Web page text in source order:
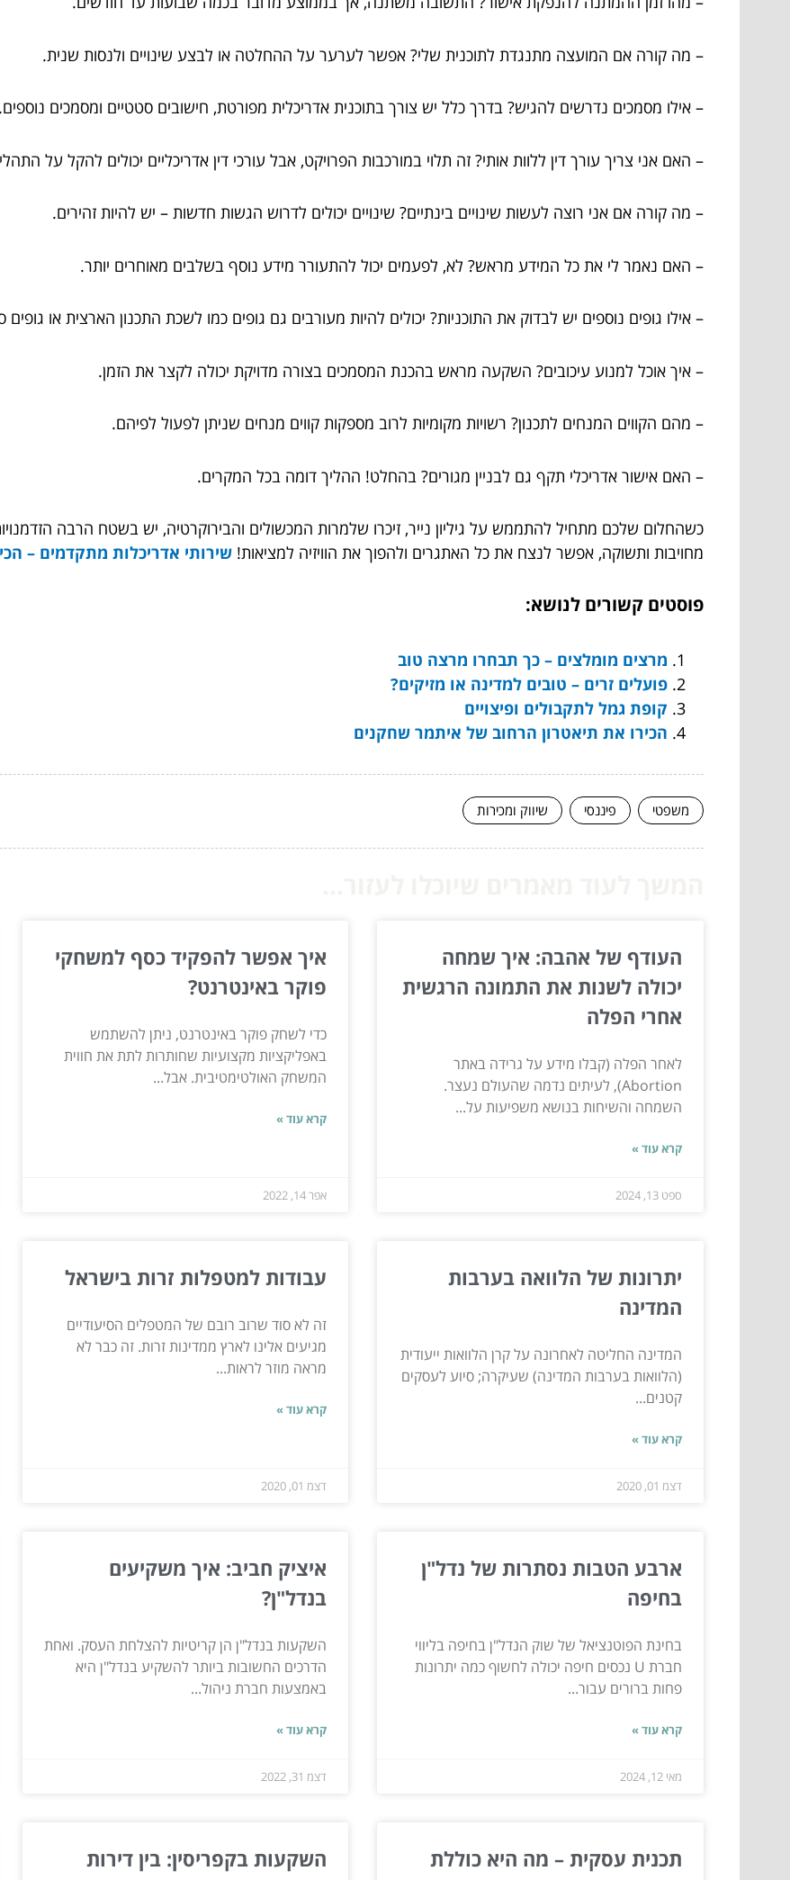
– מה קורה אם המועצה מתנגדת לתוכנית שלי? אפשר לערער על ההחלטה או לבצע שינויים ולנסות שנית.
– אילו מסמכים נדרשים להגיש? בדרך כלל יש צורך בתוכנית אדריכלית מפורטת, חישובים סטטיים ומסמכים נוספים.
– האם אני צריך עורך דין ללוות אותי? זה תלוי במורכבות הפרויקט, אבל עורכי דין אדריכליים יכולים להקל על
– מה קורה אם אני רוצה לעשות שינויים בינתיים? שינויים יכולים לדרוש הגשות חדשות – יש להיות זהירים.
– האם נאמר לי את כל המידע מראש? לא, לפעמים יכול להתעורר מידע נוסף בשלבים מאוחרים יותר.
– אילו גופים נוספים יש לבדוק את התוכניות? יכולים להיות מעורבים גם גופים כמו לשכת התכנון הארצית או גופים
– איך אוכל למנוע עיכובים? השקעה מראש בהכנת המסמכים בצורה מדויקת יכולה לקצר את הזמן.
– מהם הקווים המנחים לתכנון? רשויות מקומיות לרוב מספקות קווים מנחים שניתן לפעול לפיהם.
– האם אישור אדריכלי תקף גם לבניין מגורים? בהחלט! ההליך דומה בכל המקרים.
כשהחלום שלכם מתחיל להתממש על גיליון נייר, זיכרו שלמרות המכשולים והבירוקרטיה, יש בשטח הרבה
מחויבות ותשוקה, אפשר לנצח את כל האתגרים ולהפוך את הוויזיה למציאות! שירותי אדריכלות מתקדמים –
פוסטים קשורים לנושא:
מרצים מומלצים – כך תבחרו מרצה טוב
פועלים זרים – טובים למדינה או מזיקים?
קופת גמל לתקבולים ופיצויים
הכירו את תיאטרון הרחוב של איתמר שחקנים
משפטי פיננסי שיווק ומכירות
העודף של אהבה: איך שמחה
יכולה לשנות את התמונה הרגשית
אחרי הפלה
לאחר הפלה (קבלו מידע על גרידה באתר
Abortion), לעיתים נדמה שהעולם נעצר.
השמחה והשיחות בנושא משפיעות על...
קרא עוד »
ספט 13, 2024
איך אפשר להפקיד כסף למשחקי
פוקר באינטרנט?
כדי לשחק פוקר באינטרנט, ניתן להשתמש
באפליקציות מקצועיות שחותרות לתת את חווית
המשחק האולטימטיבית. אבל...
קרא עוד »
אפר 14, 2022
יתרונות של הלוואה בערבות
המדינה
המדינה החליטה לאחרונה על קרן הלוואות ייעודית
(הלוואות בערבות המדינה) שעיקרה; סיוע לעסקים
קטנים...
קרא עוד »
דצמ 01, 2020
עבודות למטפלות זרות בישראל
זה לא סוד שרוב רובם של המטפלים הסיעודיים
מגיעים אלינו לארץ ממדינות זרות. זה כבר לא
מראה מוזר לראות...
קרא עוד »
דצמ 01, 2020
ארבע הטבות נסתרות של נדל"ן
בחיפה
בחינת הפוטנציאל של שוק הנדל"ן בחיפה בליווי
חברת U נכסים חיפה יכולה לחשוף כמה יתרונות
פחות ברורים עבור...
קרא עוד »
מאי 12, 2024
איציק חביב: איך משקיעים
בנדל"ן?
השקעות בנדל"ן הן קריטיות להצלחת העסק. ואחת
הדרכים החשובות ביותר להשקיע בנדל"ן היא
באמצעות חברת ניהול...
קרא עוד »
דצמ 31, 2022
תכנית עסקית – מה היא כוללת
השקעות בקפריסין: בין דירות